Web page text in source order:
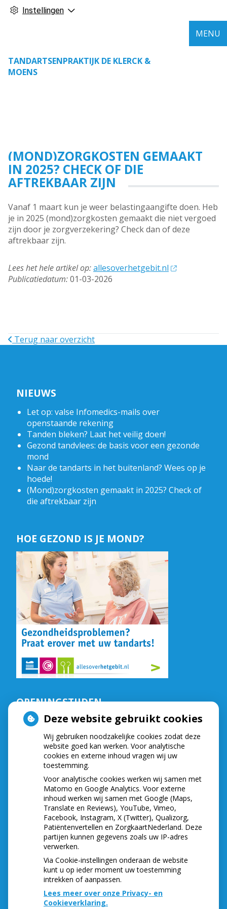
Instellingen
TANDARTSENPRAKTIJK DE KLERCK &
MOENS
MENU
(MOND)ZORGKOSTEN GEMAAKT
IN 2025? CHECK OF DIE
AFTREKBAAR ZIJN
Vanaf 1 maart kun je weer belastingaangifte doen. Heb
je in 2025 (mond)zorgkosten gemaakt die niet vergoed
zijn door je zorgverzekering? Check dan of deze
aftrekbaar zijn.
Lees het hele artikel op:allesoverhetgebit.nl
Publicatiedatum:01-03-2026
Terug naar overzicht
NIEUWS
Let op: valse Infomedics-mails over
openstaande rekening
Tanden bleken? Laat het veilig doen!
Gezond tandvlees: de basis voor een gezonde
mond
Naar de tandarts in het buitenland? Wees op je
hoede!
(Mond)zorgkosten gemaakt in 2025? Check of
die aftrekbaar zijn
HOE GEZOND IS JE MOND?
OPENINGSTIJDEN
De praktijk is geopend op:
Maandag,
van9.00tot16.30
Dinsdag,
van8.15tot16.30
Woensdag, van8.15tot16.30
van 8.15
16.30
Vrijdag,
van8.30tot 16.30
Telefonisch zijn wij bereikbaar op:
Maandag,
van8.30tot12.00
Dinsdag,
van8.30tot12.00
Woensdag, van8.30 tot12.00
Donderdag,van
Vrijdag,
van8.30tot12.00
Deze website gebruikt cookies
Wij gebruiken noodzakelijke cookies zodat deze
website goed kan werken. Voor analytische
cookies en externe inhoud vragen wij uw
toestemming.
Voor analytische cookies werken wij samen met
Matomo en Google Analytics. Voor externe
inhoud werken wij samen met Google (Maps,
Translate en Reviews), YouTube, Vimeo,
Facebook, Instagram, X (Twitter), Qualizorg,
Patiëntenvertellen en ZorgkaartNederland. Deze
partijen kunnen gegevens zoals uw IP-adres
verwerken.
Via Cookie-instellingen onderaan de website
kunt u op ieder moment uw toestemming
intrekken of aanpassen.
Lees meer over onze Privacy- en
Cookieverklaring.